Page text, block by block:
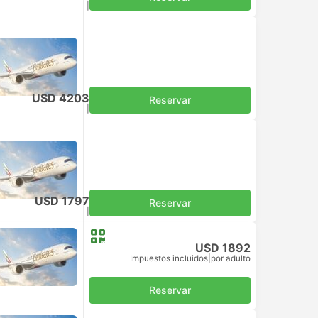
USD 4203 Reservar
USD 1797 Reservar
USD 1892
Impuestos incluidos por adulto
Reservar